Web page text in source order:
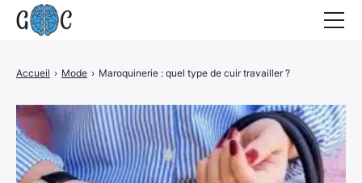
Accueil › Mode › Maroquinerie : quel type de cuir travailler ?
Contact